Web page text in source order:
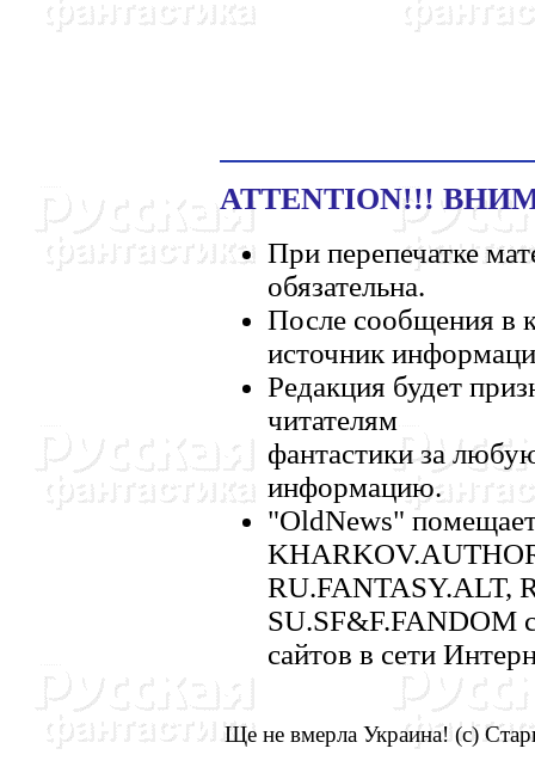
ATTENTION!!!
При перепечатке
обязательна.
После сообщения в
источник
Редакция будет
читателям
фантастики за
информацию.
"OldNews"
RU.FANTASY.ALT,
SU.SF&F.FANDOM
сайтов в сети
Ще не вмерла Украина! (с)